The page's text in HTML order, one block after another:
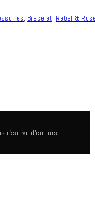
, Bracelet, Rebel &
réserve d'erreurs.